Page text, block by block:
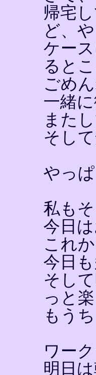
帰宅
ど、
ケー
ると
ごめ
一緒
また
そし
やっ
私も
今日
これ
今日
そし
っと楽
もう
ワー
明日